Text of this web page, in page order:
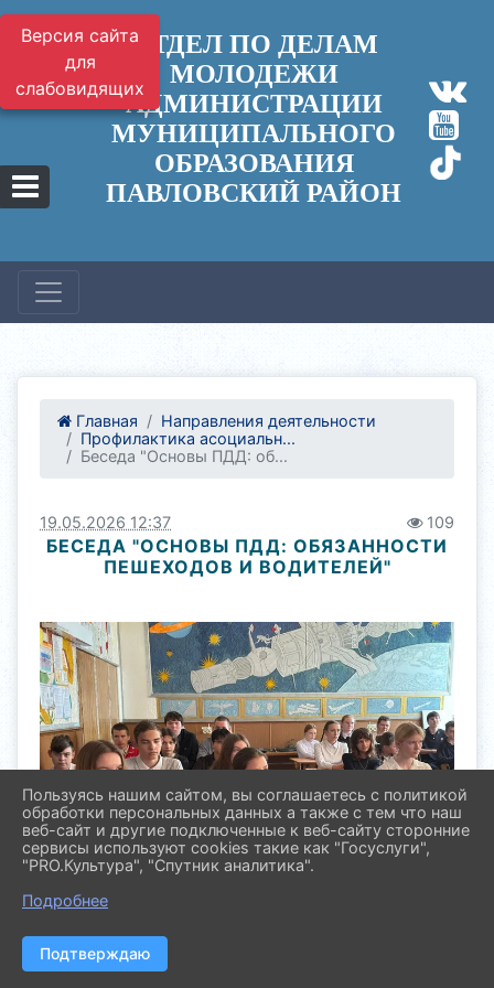
Версия сайта
для
слабовидящих
ОТДЕЛ ПО ДЕЛАМ
МОЛОДЕЖИ
АДМИНИСТРАЦИИ
МУНИЦИПАЛЬНОГО
ОБРАЗОВАНИЯ
ПАВЛОВСКИЙ РАЙОН
Главная
Направления деятельности
Профилактика асоциальн...
Беседа "Основы ПДД: об...
19.05.2026 12:37 109
БЕСЕДА "ОСНОВЫ ПДД: ОБЯЗАННОСТИ
ПЕШЕХОДОВ И ВОДИТЕЛЕЙ"
Пользуясь нашим сайтом, вы соглашаетесь с политикой
обработки персональных данных а также с тем что наш
веб-сайт и другие подключенные к веб-сайту сторонние
сервисы используют cookies такие как "Госуслуги",
"PRO.Культура", "Спутник аналитика".
Подробнее
Подтверждаю